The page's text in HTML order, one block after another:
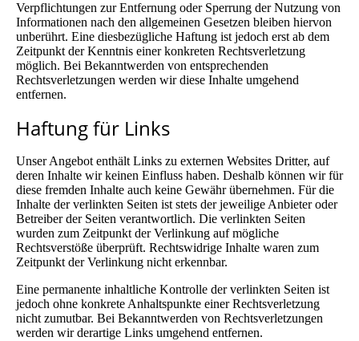
Verpflichtungen zur Entfernung oder Sperrung der Nutzung von
Informationen nach den allgemeinen Gesetzen bleiben hiervon
unberührt. Eine diesbezügliche Haftung ist jedoch erst ab dem
Zeitpunkt der Kenntnis einer konkreten Rechtsverletzung
möglich. Bei Bekanntwerden von entsprechenden
Rechtsverletzungen werden wir diese Inhalte umgehend
entfernen.
Haftung für Links
Unser Angebot enthält Links zu externen Websites Dritter, auf
deren Inhalte wir keinen Einfluss haben. Deshalb können wir für
diese fremden Inhalte auch keine Gewähr übernehmen. Für die
Inhalte der verlinkten Seiten ist stets der jeweilige Anbieter oder
Betreiber der Seiten verantwortlich. Die verlinkten Seiten
wurden zum Zeitpunkt der Verlinkung auf mögliche
Rechtsverstöße überprüft. Rechtswidrige Inhalte waren zum
Zeitpunkt der Verlinkung nicht erkennbar.
Eine permanente inhaltliche Kontrolle der verlinkten Seiten ist
jedoch ohne konkrete Anhaltspunkte einer Rechtsverletzung
nicht zumutbar. Bei Bekanntwerden von Rechtsverletzungen
werden wir derartige Links umgehend entfernen.